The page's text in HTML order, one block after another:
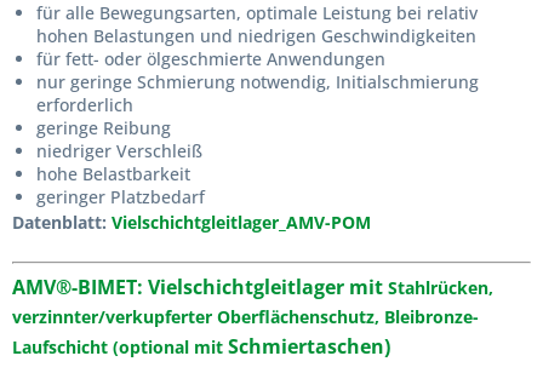
für alle Bewegungsarten, optimale Leistung bei relativ
hohen Belastungen und niedrigen Geschwindigkeiten
für fett- oder ölgeschmierte Anwendungen
nur geringe Schmierung notwendig, Initialschmierung
erforderlich
geringe Reibung
niedriger Verschleiß
hohe Belastbarkeit
geringer Platzbedarf
Datenblatt: Vielschichtgleitlager_AMV-POM
AMV®-BIMET: Vielschichtgleitlager mit Stahlrücken,
verzinnter/verkupferter Oberflächenschutz, Bleibronze-
Laufschicht (optional mit Schmiertaschen)